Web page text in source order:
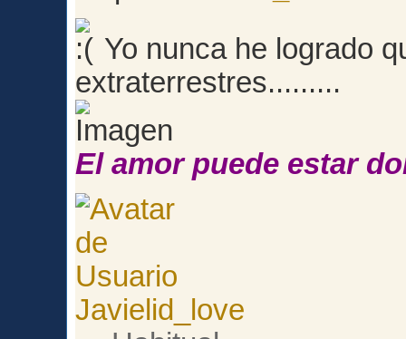
Yo nunca he logrado
extraterrestres.........
El amor puede estar
Javielid_love